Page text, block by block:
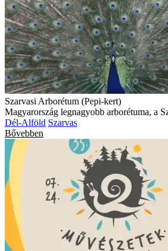
Szarvasi Arborétum (Pepi-kert)
Magyarország legnagyobb arborétuma, a
Dél-Alföld Szarvas
Bővebben